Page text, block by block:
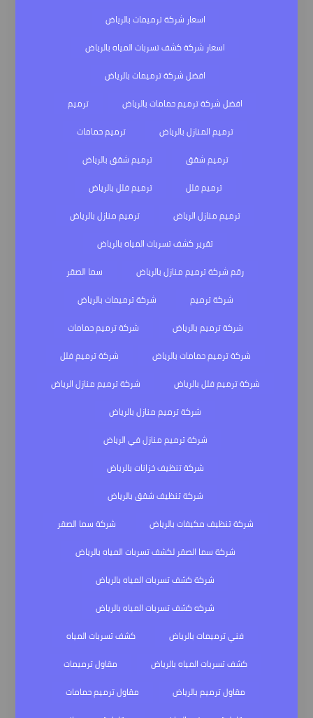
اسعار شركة ترميمات بالرياض
اسعار شركة كشف تسربات المياه بالرياض
افضل شركة ترميمات بالرياض
افضل شركة ترميم حمامات بالرياض
ترميم
ترميم المنازل بالرياض
ترميم حمامات
ترميم شقق
ترميم شقق بالرياض
ترميم فلل
ترميم فلل بالرياض
ترميم منازل الرياض
ترميم منازل بالرياض
تقرير كشف تسربات المياه بالرياض
رقم شركة ترميم منازل بالرياض
سما الصقر
شركة ترميم
شركة ترميمات بالرياض
شركة ترميم بالرياض
شركة ترميم حمامات
شركة ترميم حمامات بالرياض
شركة ترميم فلل
شركة ترميم فلل بالرياض
شركة ترميم منازل الرياض
شركة ترميم منازل بالرياض
شركة ترميم منازل في الرياض
شركة تنظيف خزانات بالرياض
شركة تنظيف شقق بالرياض
شركة تنظيف مكيفات بالرياض
شركة سما الصقر
شركة سما الصقر لكشف تسربات المياه بالرياض
شركة كشف تسربات المياه بالرياض
شركه كشف تسربات المياه بالرياض
فني ترميمات بالرياض
كشف تسربات المياه
كشف تسربات المياه بالرياض
مقاول ترميمات
مقاول ترميم بالرياض
مقاول ترميم حمامات